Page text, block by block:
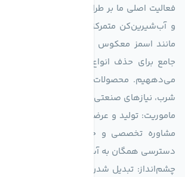
فعالیت اصلی ما بر طراحی و تولید سیستم‌های
و آب‌شیرین‌کن متمرکز است. ما با بهره‌گیری
جامع برای حذف انواع آلاینده‌ها، املاح و نمک
می‌دههیم. محصولات ما برای مصارف متنوعی
شرب، نیازهای صنعتی و کشاورزی طراحی و
ماموریت: تولید و عرضه محصولاتی با بالاترین
مشاوره تخصصی و خدمات پس از فروش
دسترسی همگان به آب پاک و سالم.
چشم‌انداز: تبدیل شدن به انتخاب اول صنایع